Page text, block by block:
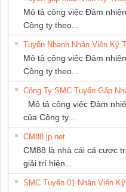
Mô tả công việc Đảm
Công ty theo...
Tuyển Nhanh Nhân Viên Kỹ
Mô tả công việc Đảm
Công ty theo...
Công Ty SMC Tuyển Gấp
Mô tả công việc Đảm
của Công ty...
CM88 jp net
CM88 là nhà cái cá cược
giải trí hiện...
SMC Tuyển 01 Nhân Viên